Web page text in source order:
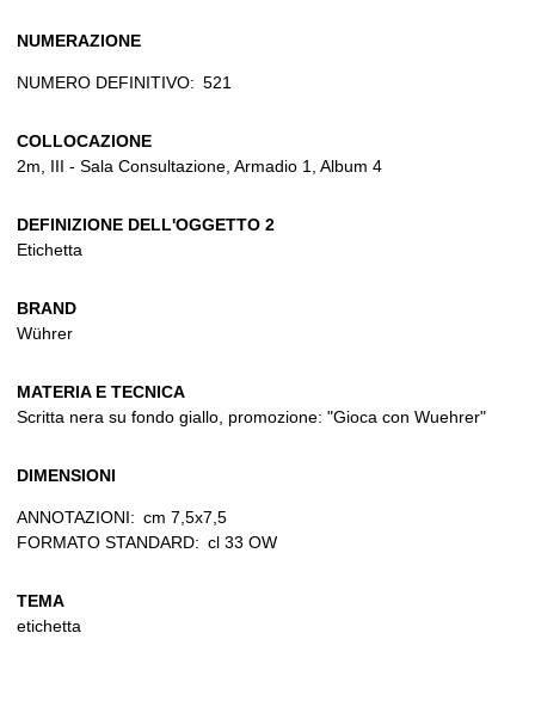
NUMERAZIONE
NUMERO DEFINITIVO: 521
COLLOCAZIONE
2m, III - Sala Consultazione, Armadio 1, Album 4
DEFINIZIONE DELL'OGGETTO 2
Etichetta
BRAND
Wührer
MATERIA E TECNICA
Scritta nera su fondo giallo, promozione: "Gioca con Wuehrer"
DIMENSIONI
ANNOTAZIONI: cm 7,5x7,5
FORMATO STANDARD: cl 33 OW
TEMA
etichetta